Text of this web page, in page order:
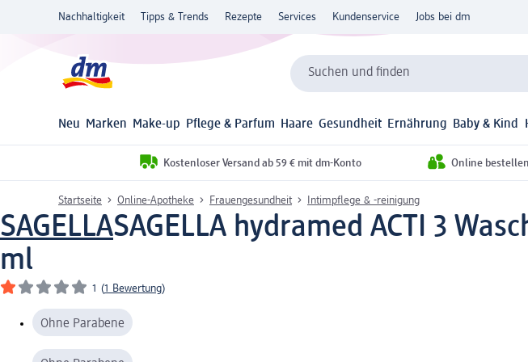
Nachhaltigkeit Tipps & Trends Rezepte Services Kundenservice Jobs bei dm
Suchen und finden
Neu Marken Make-up Pflege & Parfum Haare Gesundheit Ernährung Baby & Kind
Kostenloser Versand ab 59 € mit dm-Konto Online
Startseite Online-Apotheke Frauengesundheit Intimpflege & -reinigung
SAGELLASAGELLA hydramed ACTI 3
ml
1 (1 Bewertung)
Ohne Parabene